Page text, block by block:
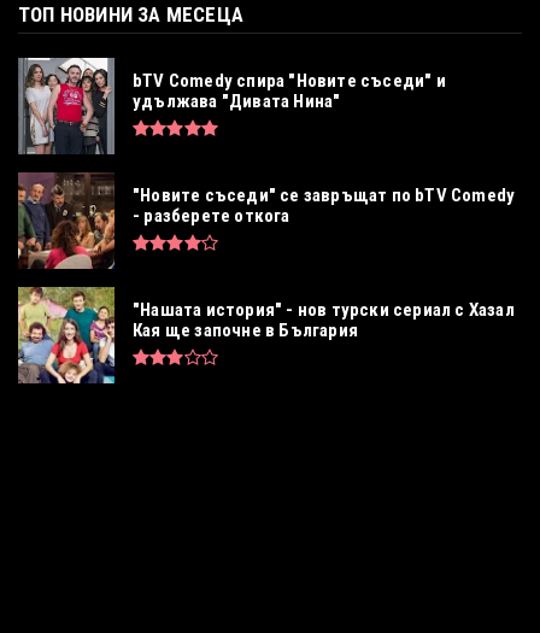
ТОП НОВИНИ ЗА МЕСЕЦА
bTV Comedy спира "Новите съседи" и
удължава "Дивата Нина"
"Новите съседи" се завръщат по bTV Comedy
- разберете откога
"Нашата история" - нов турски сериал с Хазал
Кая ще започне в България